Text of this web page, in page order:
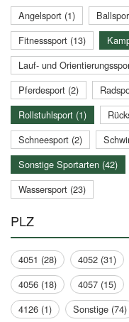
Angelsport (1)
Fitnesssport (13)
Lauf- und
Pferdesport (2)
Rollstuhlsport (1)
Schneesport (2)
Sonstige Sportarten (42)
Wassersport (23)
PLZ
4051 (28) 4052 (31)
4056 (18)
4057 (15)
4126 (1)
Sonstige (74)